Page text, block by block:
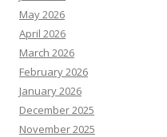
May 2026
April 2026
March 2026
February 2026
January 2026
December 2025
November 2025